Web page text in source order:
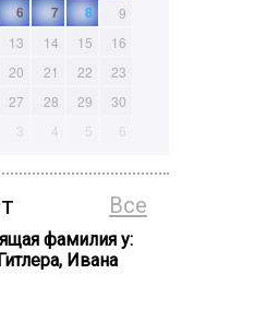
6 7 8
9
13 14 15
16
20 21 22
23
27 28 29
30
3 4 5 6
Все
фамилия у:
Ивана